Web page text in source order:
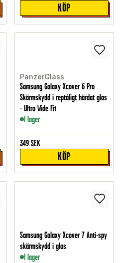
KÖP
PanzerGlass
Samsung Galaxy Xcover 6 Pro
Skärmskydd i reptåligt härdat glas
- Ultra Wide Fit
I lager
349 SEK
KÖP
Samsung Galaxy Xcover 7 Anti-spy
skärmskydd i glas
I lager